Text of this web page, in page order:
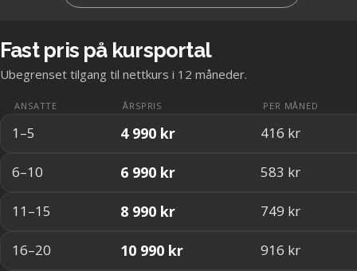
Fast pris på kursportal
Ubegrenset tilgang til nettkurs i 12 måneder.
ANSATTE ÅRSPRIS PER MÅNED
1–5 4 990 kr 416 kr
6–10 6 990 kr 583 kr
11–15 8 990 kr 749 kr
16–20 10 990 kr 916 kr